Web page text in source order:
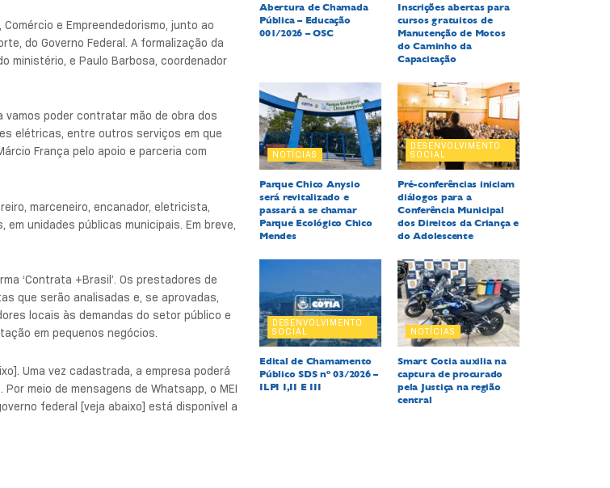
e Empreendedorismo, junto ao
do Governo Federal. A formalização da
ministério, e Paulo Barbosa, coordenador
vamos poder contratar mão de obra dos
elétricas, entre outros serviços em que
França pelo apoio e parceria com
marceneiro, encanador, eletricista,
unidades públicas municipais. Em breve,
‘Contrata +Brasil’. Os prestadores de
que serão analisadas e, se aprovadas,
locais às demandas do setor público e
em pequenos negócios.
Uma vez cadastrada, a empresa poderá
meio de mensagens de Whatsapp, o MEI
federal [veja abaixo] está disponível a
Abertura de Chamada
Pública – Educação
001/2026 – OSC
Inscrições abertas para
cursos gratuitos de
Manutenção de Motos
do Caminho da
Capacitação
NOTÍCIAS
Parque Chico Anysio
será revitalizado e
passará a se chamar
Parque Ecológico Chico
Mendes
DESENVOLVIMENTO
SOCIAL
Pré-conferências iniciam
diálogos para a
Conferência Municipal
dos Direitos da Criança e
do Adolescente
DESENVOLVIMENTO
SOCIAL
Edital de Chamamento
Público SDS nº 03/2026 –
ILPI I,II E III
NOTÍCIAS
Smart Cotia auxilia na
captura de procurado
pela Justiça na região
central